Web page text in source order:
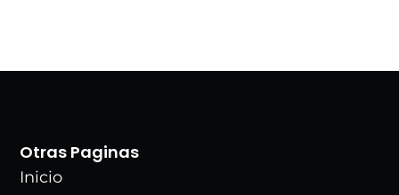
Otras Paginas
Inicio